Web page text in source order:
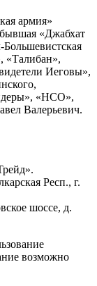
армия»
«Джабхат
Иеговы»,
«НСО»,
Валерьевич.
Респ., г.
шоссе, д.
возможно